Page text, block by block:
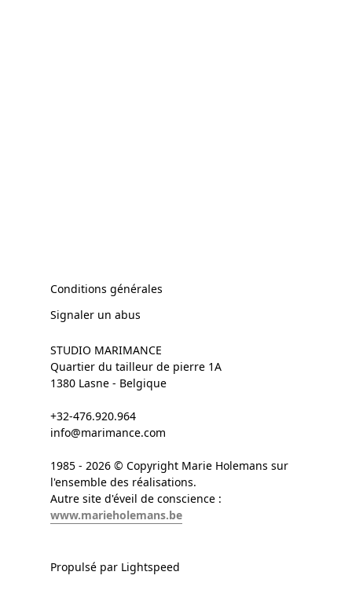
Conditions générales
Signaler un abus
STUDIO MARIMANCE
Quartier du tailleur de pierre 1A
1380 Lasne - Belgique
+32-476.920.964
info@marimance.com
1985 - 2026 © Copyright Marie Holemans sur
l'ensemble des réalisations.
Autre site d'éveil de conscience :
www.marieholemans.be
Propulsé par Lightspeed